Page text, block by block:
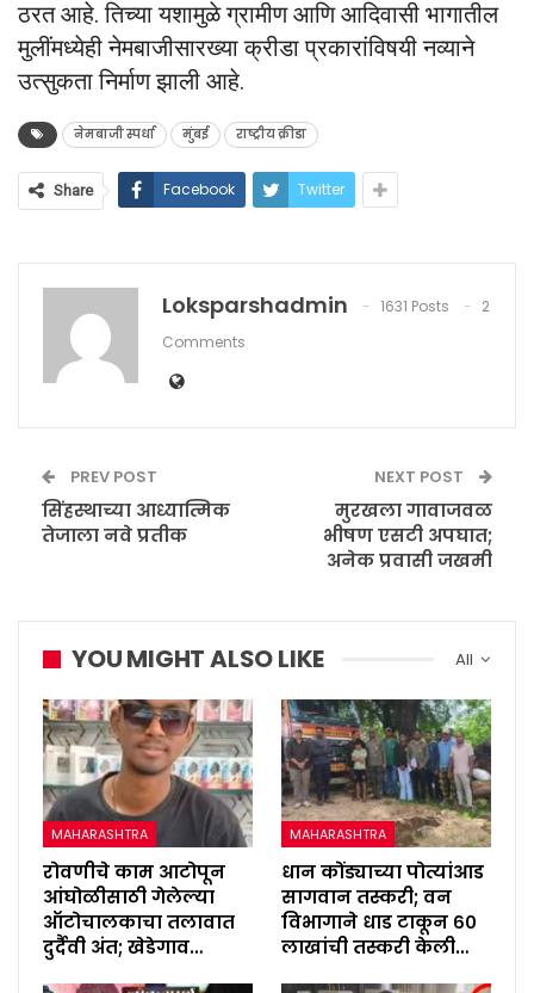
ठरत आहे. तिच्या यशामुळे ग्रामीण आणि आदिवासी भागातील
मुलींमध्येही नेमबाजीसारख्या क्रीडा प्रकारांविषयी नव्याने
उत्सुकता निर्माण झाली आहे.
नेमबाजी स्पर्धा मुंबई राष्ट्रीय क्रीडा
Share Facebook Twitter
Loksparshadmin 1631 Posts
2
Comments
PREV POST
सिंहस्थाच्या आध्यात्मिक
तेजाला नवे प्रतीक
NEXT POST
मुरखला गावाजवळ
भीषण एसटी अपघात;
अनेक प्रवासी जखमी
All
YOU MIGHT ALSO LIKE
MAHARASHTRA
रोवणीचे काम आटोपून
आंघोळीसाठी गेलेल्या
ऑटोचालकाचा तलावात
दुर्दैवी अंत; खेडेगाव…
MAHARASHTRA
धान कोंड्याच्या पोत्यांआड
सागवान तस्करी; वन
विभागाने धाड टाकून ६०
लाखांची तस्करी केली…